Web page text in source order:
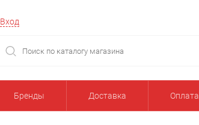
Вход
Бренды Доставка Оплата